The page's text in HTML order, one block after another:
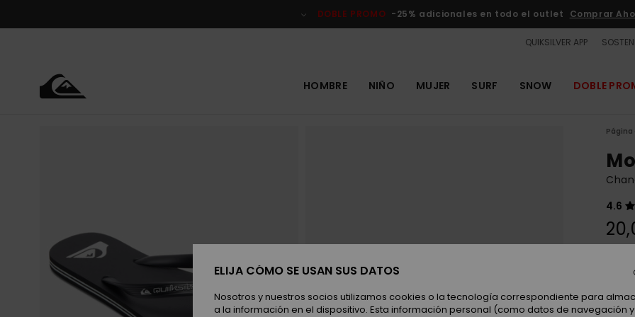
del
DOBLE PROMO -25% adicionales en todo el outlet Comprar
QUIKSILVER APP
HOMBRE NIÑO MUJER SURF SNOW DOBLE
Página
4.6
ELIJA CÓMO SE USAN SUS DATOS
Nosotros y nuestros socios utilizamos cookies o la tecnología correspondiente para
a la información en el dispositivo. Esta información personal (como datos de navegación